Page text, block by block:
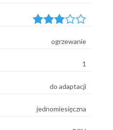
ogrzewanie
1
do adaptacji
jednomiesięczna